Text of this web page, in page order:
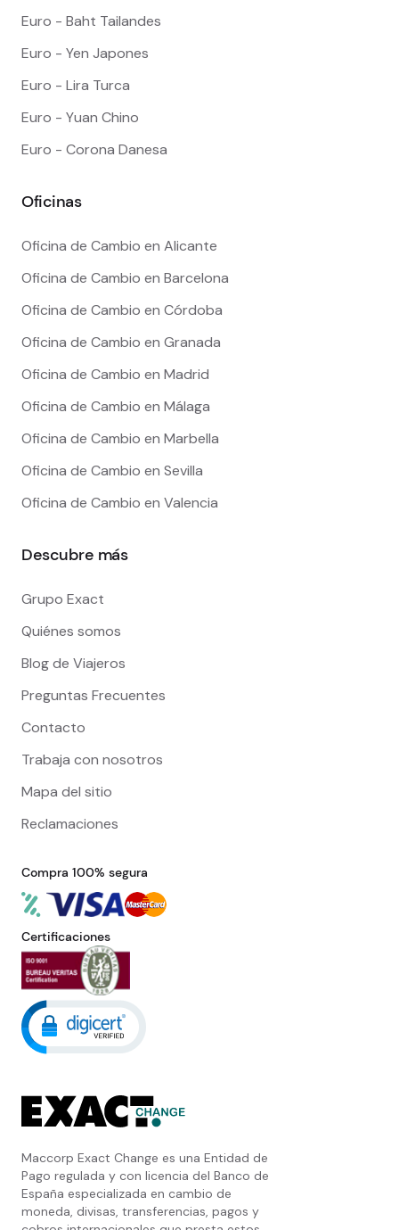
Euro - Baht Tailandes
Euro - Yen Japones
Euro - Lira Turca
Euro - Yuan Chino
Euro - Corona Danesa
Oficinas
Oficina de Cambio en Alicante
Oficina de Cambio en Barcelona
Oficina de Cambio en Córdoba
Oficina de Cambio en Granada
Oficina de Cambio en Madrid
Oficina de Cambio en Málaga
Oficina de Cambio en Marbella
Oficina de Cambio en Sevilla
Oficina de Cambio en Valencia
Descubre más
Grupo Exact
Quiénes somos
Blog de Viajeros
Preguntas Frecuentes
Contacto
Trabaja con nosotros
Mapa del sitio
Reclamaciones
Compra 100% segura
Certificaciones
Maccorp Exact Change es una Entidad de
Pago regulada y con licencia del Banco de
España especializada en cambio de
moneda, divisas, transferencias, pagos y